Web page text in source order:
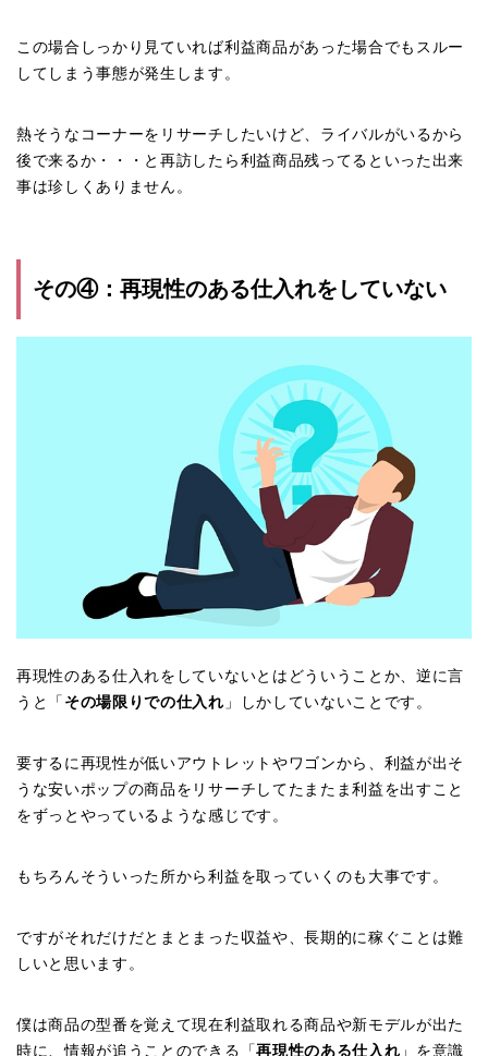
この場合しっかり見ていれば利益商品があった場合でもスルー
してしまう事態が発生します。
熱そうなコーナーをリサーチしたいけど、ライバルがいるから
後で来るか・・・と再訪したら利益商品残ってるといった出来
事は珍しくありません。
その④：再現性のある仕入れをしていない
再現性のある仕入れをしていないとはどういうことか、逆に言
うと「 その場限りでの仕入れ 」しかしていないことです。
要するに再現性が低いアウトレットやワゴンから、利益が出そ
うな安いポップの商品をリサーチしてたまたま利益を出すこと
をずっとやっているような感じです。
もちろんそういった所から利益を取っていくのも大事です。
ですがそれだけだとまとまった収益や、長期的に稼ぐことは難
しいと思います。
僕は商品の型番を覚えて現在利益取れる商品や新モデルが出た
時に、情報が追うことのできる「再現性のある仕入れ 」を意識